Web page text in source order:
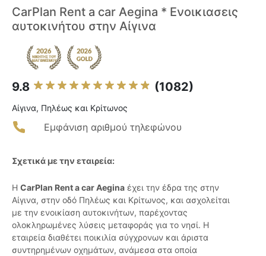
CarPlan Rent a car Aegina * Ενοικιασεις
αυτοκινήτου στην Αίγινα
9.8 (1082)
Αίγινα, Πηλέως και Κρίτωνος
Εμφάνιση αριθμού τηλεφώνου
Σχετικά με την εταιρεία:
Η CarPlan Rent a car Aegina έχει την έδρα της στην
Αίγινα, στην οδό Πηλέως και Κρίτωνος, και ασχολείται
με την ενοικίαση αυτοκινήτων, παρέχοντας
ολοκληρωμένες λύσεις μεταφοράς για το νησί. Η
εταιρεία διαθέτει ποικιλία σύγχρονων και άριστα
συντηρημένων οχημάτων, ανάμεσα στα οποία